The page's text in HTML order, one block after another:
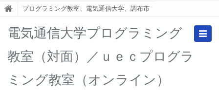
プログラミング教室、電気通信大学、調布市
電気通信大学プログラミング
教室（対面）／ｕｅｃプログラ
ミング教室（オンライン）